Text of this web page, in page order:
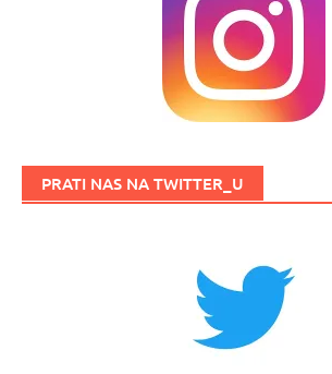
PRATI NAS NA TWITTER_U